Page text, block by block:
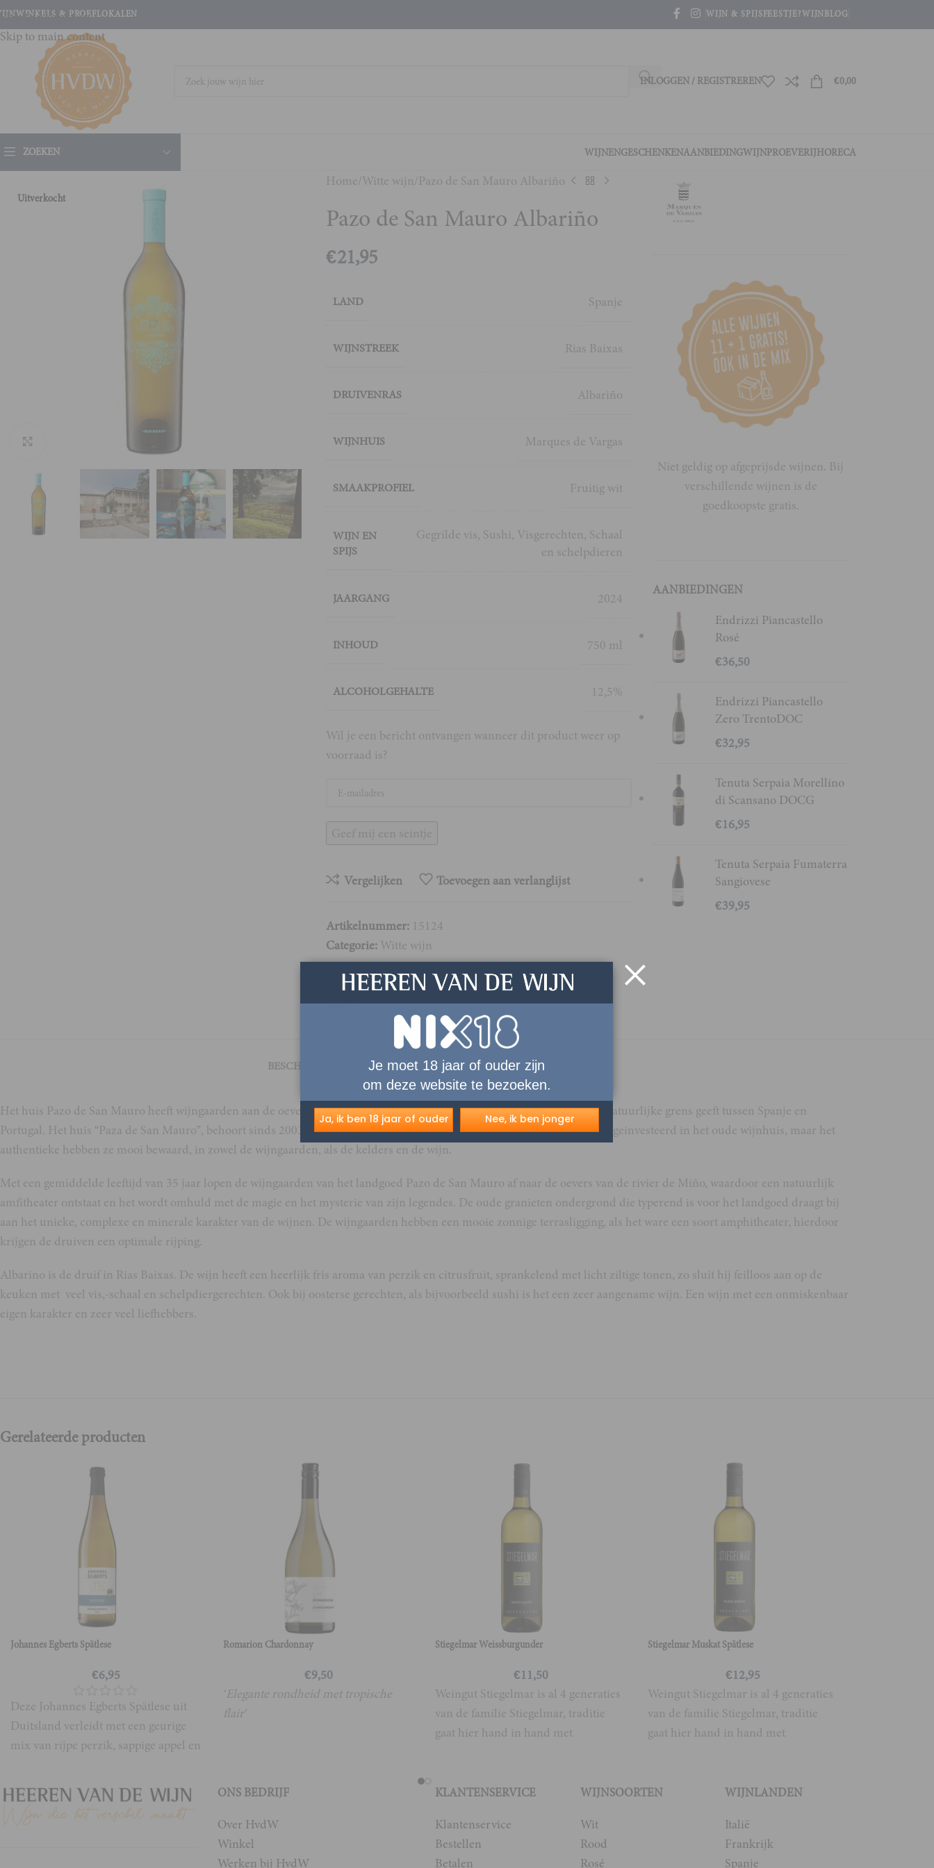
Skip to navigation
Skip to main content
& PROEFLOKALEN WIJN & SPIJS FEESTJE?WIJNBLOG
INLOGGEN / REGISTREREN €0,00
ZOEKEN WIJNENGESCHENKENAANBIEDINGWIJNPROEVERIJHORECA
Uitverkocht
Home Witte wijn Pazo de San Mauro Albariño
Pazo de San Mauro Albariño
€21,95
LAND Spanje
WIJNSTREEK Rias Baixas
DRUIVENRAS Albariño
WIJNHUIS Marques de Vargas
SMAAKPROFIEL Fruitig wit
WIJN EN
SPIJS
Gegrilde vis, Sushi, Visgerechten, Schaal
en schelpdieren
JAARGANG 2024
INHOUD 750 ml
ALCOHOLGEHALTE 12,5%
Wil je een bericht ontvangen wanneer dit product weer op
voorraad is?
Geef mij een seintje
Vergelijken Toevoegen aan verlanglijst
Artikelnummer: 15124
Categorie: Witte wijn
Download pdf
Share:
Niet geldig op afgeprijsde wijnen. Bij
verschillende wijnen is de
goedkoopste gratis.
AANBIEDINGEN
Endrizzi Piancastello
Rosé
€36,50
Endrizzi Piancastello
Zero TrentoDOC
€32,95
Tenuta Serpaia Morellino
di Scansano DOCG
€16,95
Tenuta Serpaia Fumaterra
Sangiovese
€39,95
BESCHRIJVING EXTRA INFORMATIEVERZENDING & LEVERING
Het huis Pazo de San Mauro heeft wijngaarden aan de oevers van de rivier de Mino, een 340 km lange rivier, welke een natuurlijke grens geeft tussen Spanje en
Portugal. Het huis “Paza de San Mauro”, behoort sinds 2003 tot de familie van Marques de Vargas. Deze hebben prachtig geinvesteerd in het oude wijnhuis, maar het
authentieke hebben ze mooi bewaard, in zowel de wijngaarden, als de kelders en de wijn.
Met een gemiddelde leeftijd van 35 jaar lopen de wijngaarden van het landgoed Pazo de San Mauro af naar de oevers van de rivier de Miño, waardoor een natuurlijk
amfitheater ontstaat en het wordt omhuld met de magie en het mysterie van zijn legendes. De oude granieten ondergrond die typerend is voor het landgoed draagt bij
aan het unieke, complexe en minerale karakter van de wijnen. De wijngaarden hebben een mooie zonnige terrasligging, als het ware een soort amphitheater, hierdoor
krijgen de druiven een optimale rijping.
Albarino is de druif in Rias Baixas. De wijn heeft een heerlijk fris aroma van perzik en citrusfruit, sprankelend met licht ziltige tonen, zo sluit hij feilloos aan op de
keuken met veel vis,-schaal en schelpdiergerechten. Ook bij oosterse gerechten, als bijvoorbeeld sushi is het een zeer aangename wijn. Een wijn met een onmiskenbaar
eigen karakter en zeer veel liefhebbers.
Gerelateerde producten
Johannes Egberts Spätlese
€6,95
Deze Johannes Egberts Spätlese uit
Duitsland verleidt met een geurige
mix van rijpe perzik, sappige appel en
Romarion Chardonnay
€9,50
‘Elegante rondheid met tropische
flair’
Stiegelmar Weissburgunder
€11,50
Weingut Stiegelmar is al 4 generaties
van de familie Stiegelmar, traditie
gaat hier hand in hand met
Stiegelmar Muskat Spätlese
€12,95
Weingut Stiegelmar is al 4 generaties
van de familie Stiegelmar, traditie
gaat hier hand in hand met
ONS BEDRIJF
Over HvdW
Winkel
Werken bij HvdW
KLANTENSERVICE
Klantenservice
Bestellen
Betalen
WIJNSOORTEN
Wit
Rood
Rosé
WIJNLANDEN
Italië
Frankrijk
Spanje
Je moet 18 jaar of ouder zijn
om deze website te bezoeken.
Ja, ik ben 18 jaar of ouder Nee, ik ben jonger